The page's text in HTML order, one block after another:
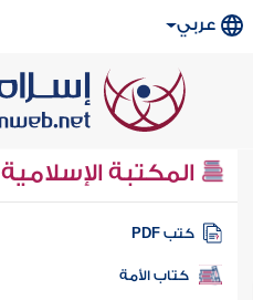
عربي
المكتبة الإسلامية
كتب PDF